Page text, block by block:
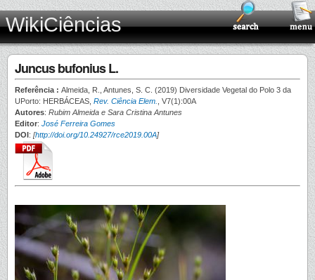
WikiCiências
Juncus bufonius L.
Referência : Almeida, R., Antunes, S. C. (2019) Diversidade Vegetal do Polo 3 da
UPorto: HERBÁCEAS, Rev. Ciência Elem.
, V7(1):00A
Autores: Rubim Almeida e Sara Cristina Antunes
Editor: José Ferreira Gomes
DOI: [http://doi.org/10.24927/rce2019.00A]